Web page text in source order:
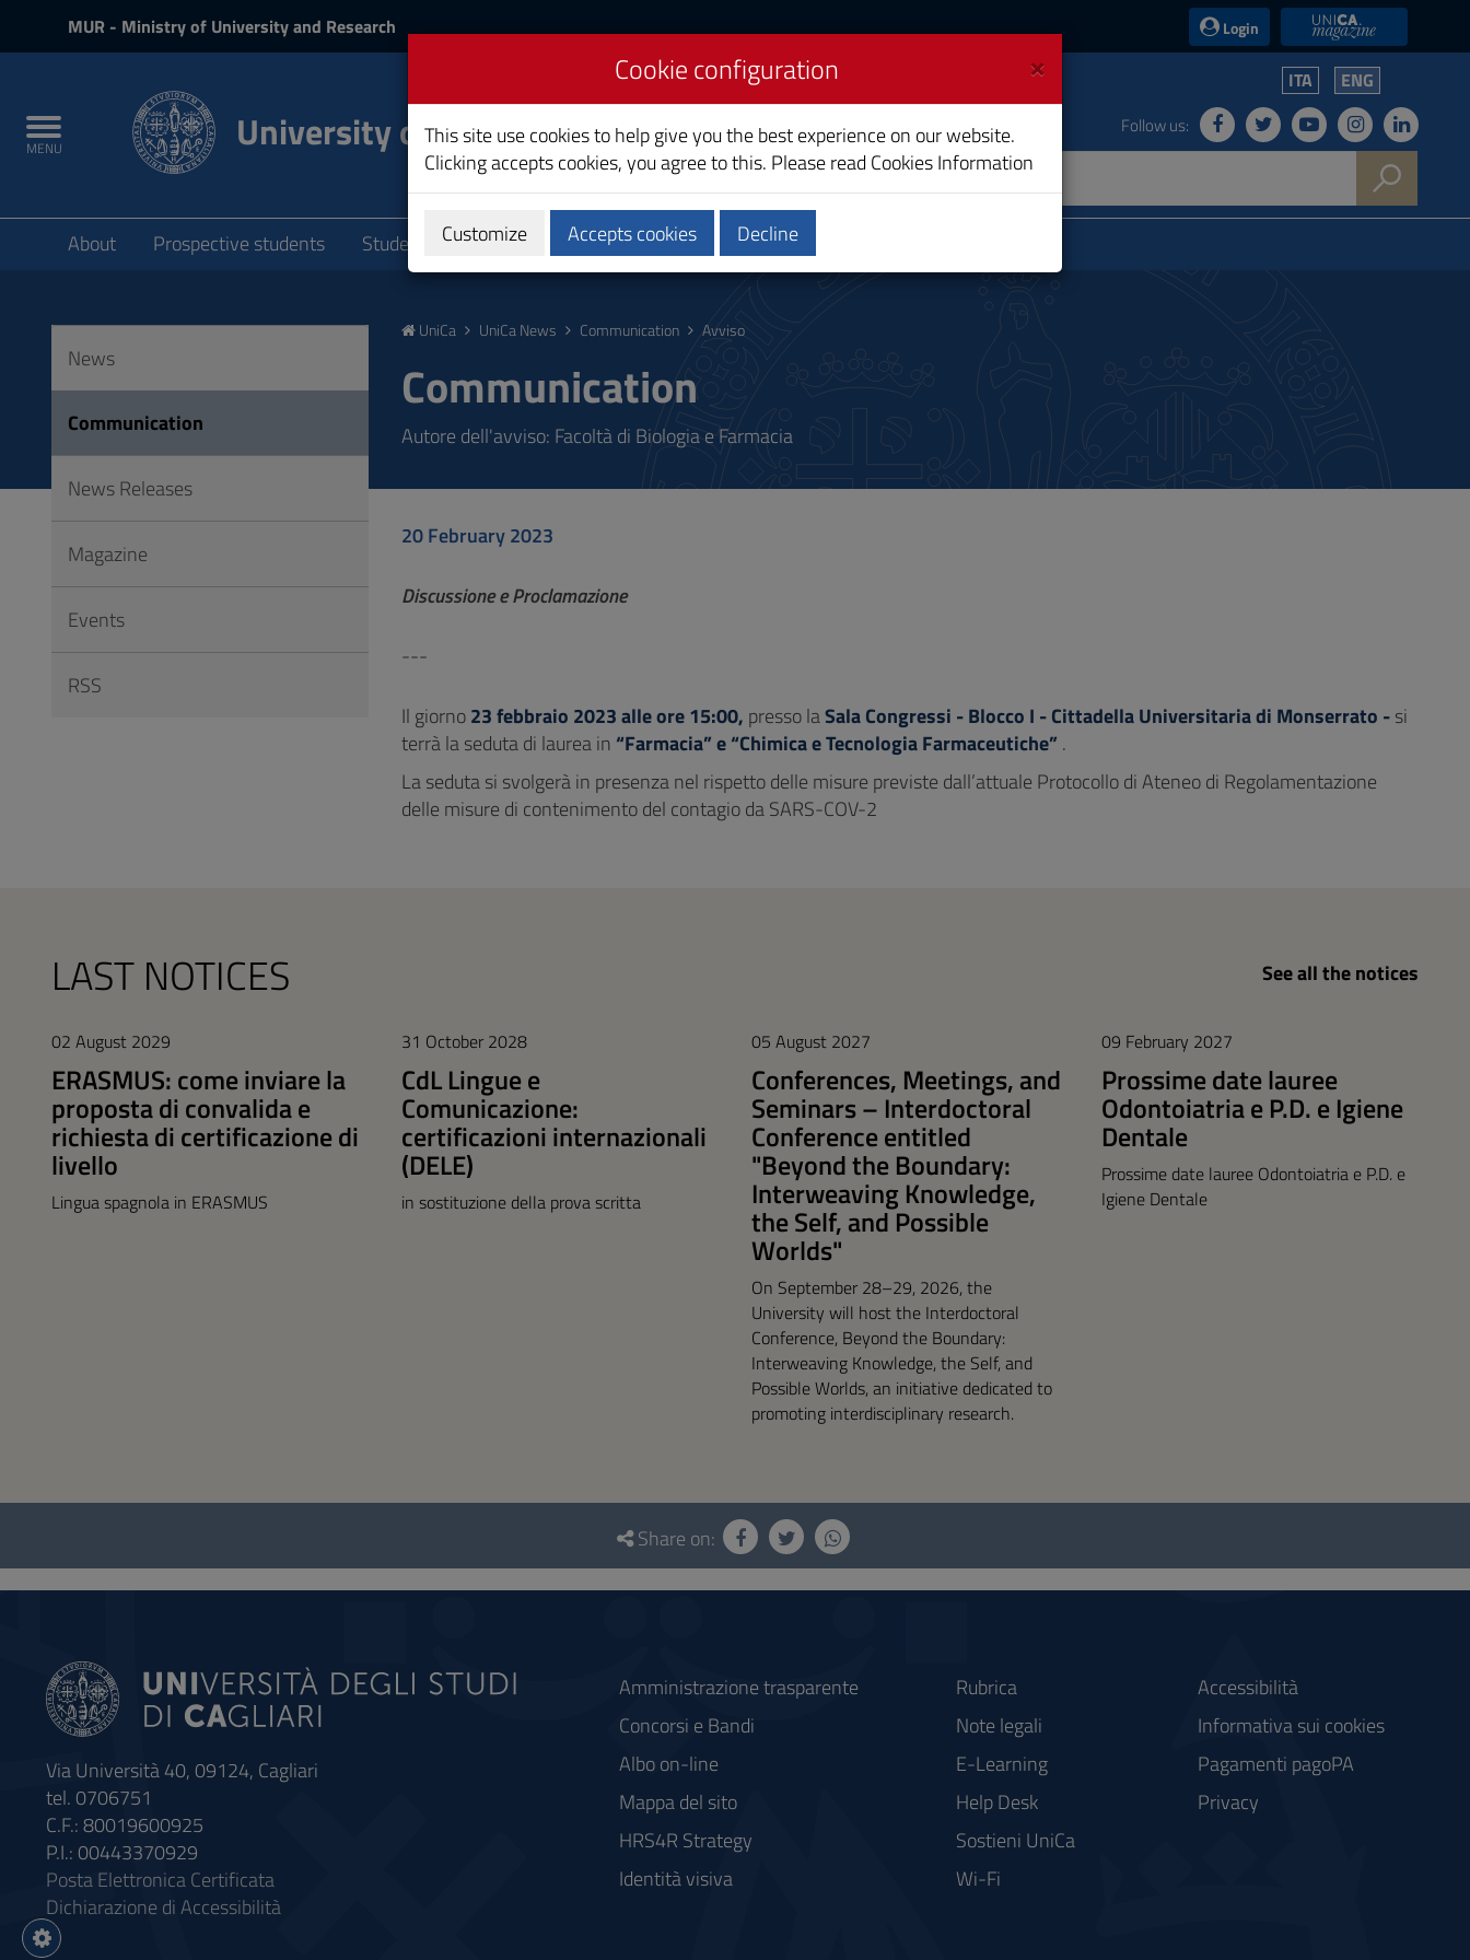
Footer
MUR - Ministry of University and Research Login UniCA News
Toggle
navigation
MENU University of Cagliari
ITA ENG
Follow us:
Submenu
About Prospective students Students Postgraduate Research Society and territory
UniCa UniCa News Communication Avviso
Communication
Autore dell'avviso: Facoltà di Biologia e Farmacia
20 February 2023
Discussione e Proclamazione
---
Il giorno23 febbraio 2023 alle ore 15:00, presso laSala Congressi - Blocco I - Cittadella Universitaria di Monserrato -si
terrà la seduta di laurea in “Farmacia” e “Chimica e Tecnologia Farmaceutiche” .
La seduta si svolgerà in presenza nel rispetto delle misure previste dall’attuale Protocollo di Ateneo di Regolamentazione
delle misure di contenimento del contagio da SARS-COV-2
News
Communication
News Releases
Magazine
Events
RSS
LAST NOTICES See all the notices
02 August 2029
ERASMUS: come inviare la
proposta di convalida e
richiesta di certificazione di
livello
Lingua spagnola in ERASMUS
31 October 2028
CdL Lingue e
Comunicazione:
certificazioni internazionali
(DELE)
in sostituzione della prova scritta
05 August 2027
Conferences, Meetings, and
Seminars – Interdoctoral
Conference entitled
"Beyond the Boundary:
Interweaving Knowledge,
the Self, and Possible
Worlds"
On September 28–29, 2026, the
University will host the Interdoctoral
Conference, Beyond the Boundary:
Interweaving Knowledge, the Self, and
Possible Worlds, an initiative dedicated to
promoting interdisciplinary research.
09 February 2027
Prossime date lauree
Odontoiatria e P.D. e Igiene
Dentale
Prossime date lauree Odontoiatria e P.D. e
Igiene Dentale
Questionnaire
social
Share on:
Via Università 40, 09124, Cagliari
tel. 0706751
C.F.: 80019600925
P.I.: 00443370929
Posta Elettronica Certificata
Dichiarazione di Accessibilità
Amministrazione trasparente
Concorsi e Bandi
Albo on-line
Mappa del sito
HRS4R Strategy
Identità visiva
Rubrica
Note legali
E-Learning
Help Desk
Sostieni UniCa
Wi-Fi
Accessibilità
Informativa sui cookies
Pagamenti pagoPA
Privacy
Impostazioni
×
Cookie configuration
This site use cookies to help give you the best experience on our website.
Clicking accepts cookies, you agree to this. Please read Cookies Information
Customize Accepts cookies Decline